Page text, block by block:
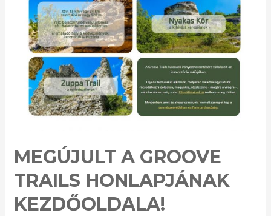
MEGÚJULT A GROOVE
TRAILS HONLAPJÁNAK
KEZDŐOLDALA!